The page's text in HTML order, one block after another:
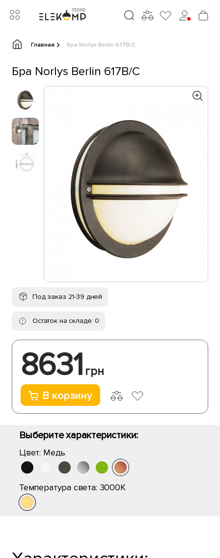
Главная Бра Norlys Berlin 617B/C
Бра Norlys Berlin 617B/C
Под заказ 21-39 дней
Остаток на складе: 0
8631 грн
В корзину
Выберите характеристики:
Цвет: Медь
Температура света: 3000K